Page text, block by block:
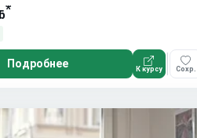
ƃ*
Подробнее К курсу Сохр.